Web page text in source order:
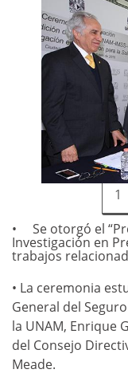
1
Se otorgó el
Investigación en
trabajos
• La ceremonia
General del
la UNAM, Enrique
del Consejo
Meade.